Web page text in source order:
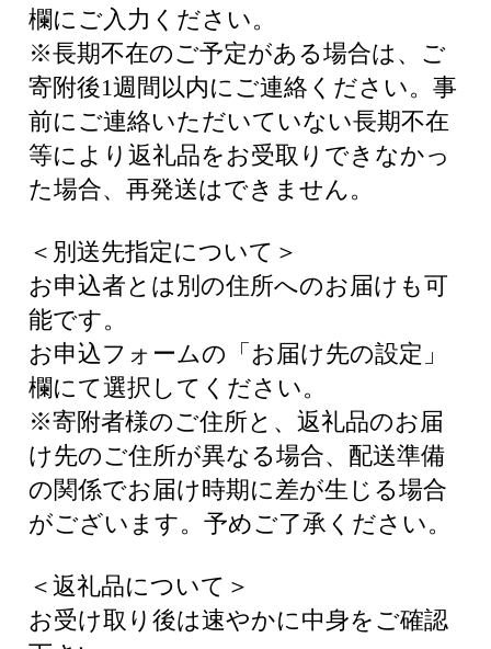
欄にご入力ください。
※長期不在のご予定がある場合は、ご
寄附後1週間以内にご連絡ください。事
前にご連絡いただいていない長期不在
等により返礼品をお受取りできなかっ
た場合、再発送はできません。
＜別送先指定について＞
お申込者とは別の住所へのお届けも可
能です。
お申込フォームの「お届け先の設定」
欄にて選択してください。
※寄附者様のご住所と、返礼品のお届
け先のご住所が異なる場合、配送準備
の関係でお届け時期に差が生じる場合
がございます。予めご了承ください。
＜返礼品について＞
お受け取り後は速やかに中身をご確認